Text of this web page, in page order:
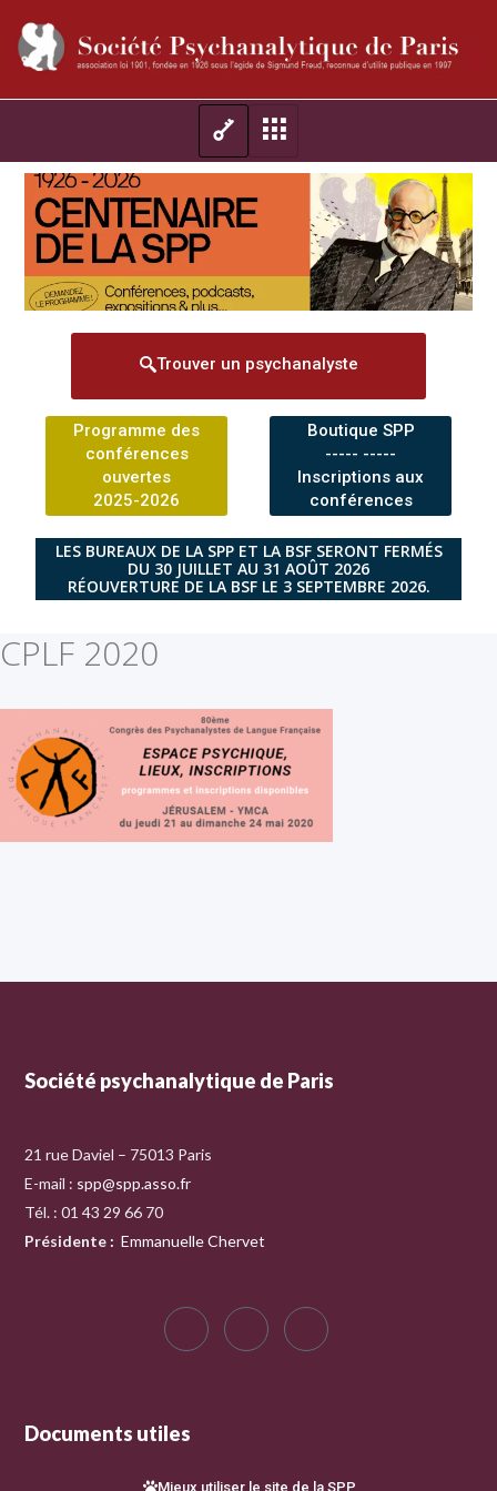
Trouver un psychanalyste
Programme des
conférences
ouvertes
2025-2026
Boutique SPP
----- -----
Inscriptions aux
conférences
LES BUREAUX DE LA SPP ET LA BSF SERONT FERMÉS
DU 30 JUILLET AU 31 AOÛT 2026
RÉOUVERTURE DE LA BSF LE 3 SEPTEMBRE 2026.
CPLF 2020
Société psychanalytique de Paris
21 rue Daviel – 75013 Paris
E-mail : spp@spp.asso.fr
Tél. : 01 43 29 66 70
Présidente : Emmanuelle Chervet
Documents utiles
Mieux utiliser le site de la SPP